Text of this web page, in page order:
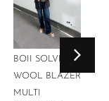
BOII SOLVEJ
WOOL BLAZER
MULTI